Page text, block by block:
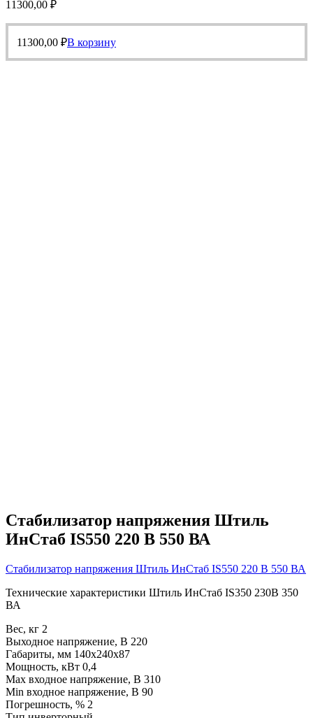
11300,00 ₽
11300,00 ₽В корзину
Стабилизатор напряжения Штиль
ИнСтаб IS550 220 В 550 ВА
Стабилизатор напряжения Штиль ИнСтаб IS550 220 В 550 ВА
Технические характеристики Штиль ИнСтаб IS350 230В 350
ВА
Вес, кг 2
Выходное напряжение, В 220
Габариты, мм 140х240х87
Мощность, кВт 0,4
Max входное напряжение, В 310
Min входное напряжение, В 90
Погрешность, % 2